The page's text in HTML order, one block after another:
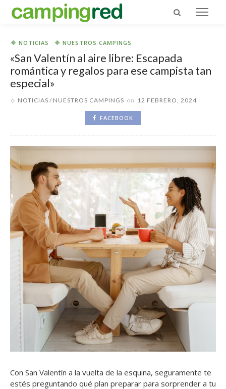
NOTICIAS NUESTROS CAMPINGS
«San Valentín al aire libre: Escapada
romántica y regalos para ese campista tan
especial»
NOTICIAS NUESTROS CAMPINGS on 12 FEBRERO, 2024
FACEBOOK
Con San Valentín a la vuelta de la esquina, seguramente te
estés preguntando qué plan preparar para sorprender a tu